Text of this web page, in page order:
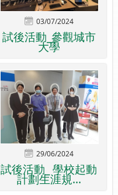
03/07/2024
試後活動_參觀城市
大學
29/06/2024
試後活動_ 學校起動
計劃生涯規...